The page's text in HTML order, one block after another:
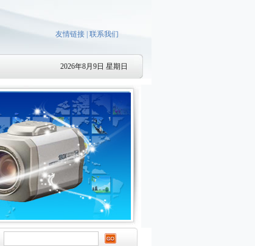
友情链接 联系我们
2026年8月9日 星期日